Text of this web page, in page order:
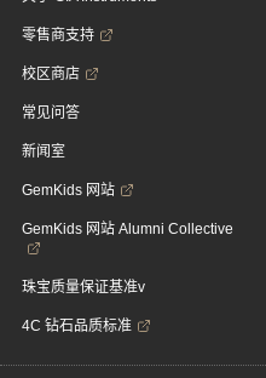
零售商支持
校区商店
常见问答
新闻室
GemKids 网站
GemKids 网站 Alumni Collective
珠宝质量保证基准v
4C 钻石品质标准